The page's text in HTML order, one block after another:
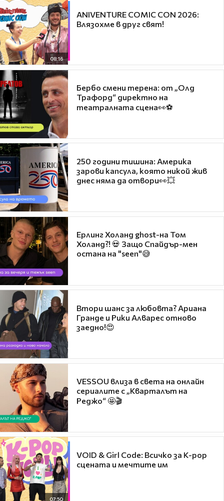
08:16
ANIVENTURE COMIC CON 2026:
Влязохме в друг свят!
Бербо смени терена: от „Олд
Трафорд“ директно на
театралната сцена👀⚽
250 години тишина: Америка
зарови капсула, която никой жив
днес няма да отвори👀💥
Ерлинг Холанд ghost-на Том
Холанд?! 💀 Защо Спайдър-мен
остана на "seen"😅
Втори шанс за любовта? Ариана
Гранде и Рики Алварес отново
заедно!😍
VESSOU влиза в света на онлайн
сериалите с „Кварталът на
Реджо“ 🤩🎬
07:50
VOID & Girl Code: Всичко за K-pop
сцената и мечтите им